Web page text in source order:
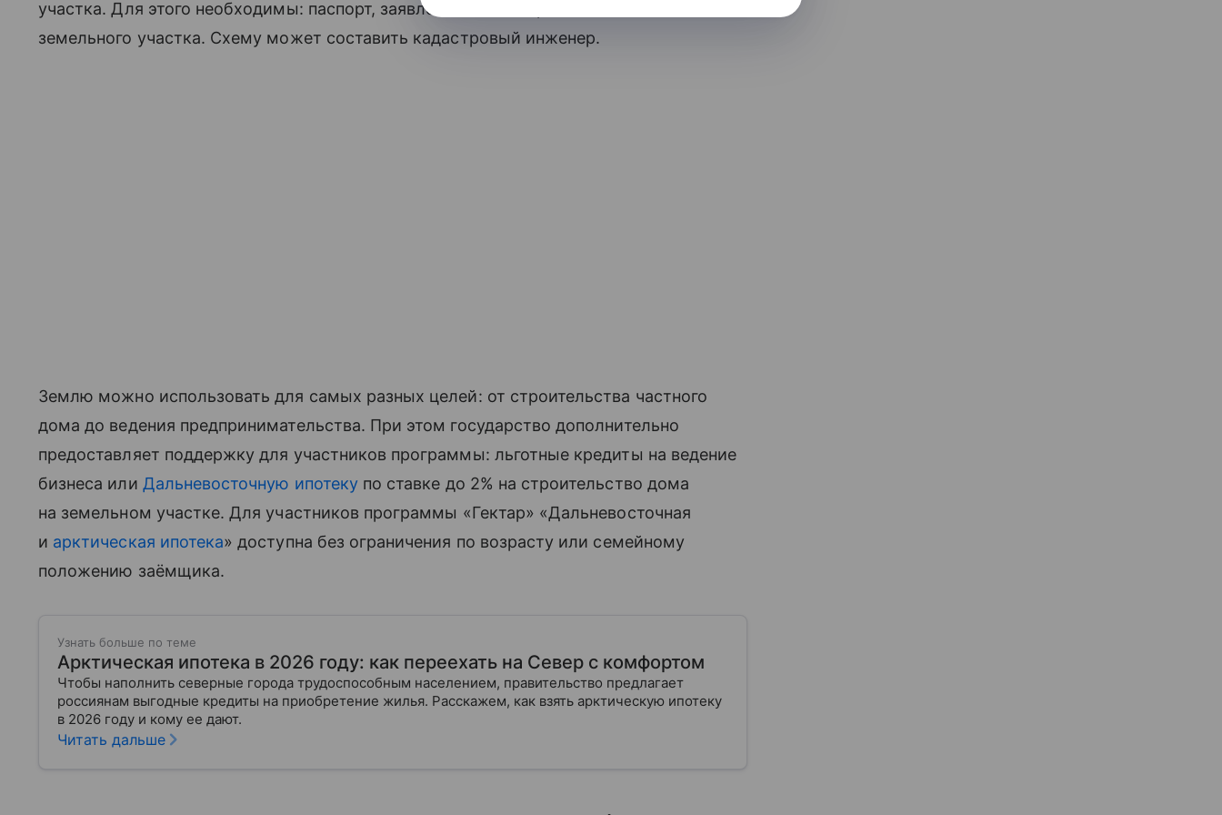
участка. Для этого необходимы: паспорт, заявление и схема расположения
земельного участка. Схему может составить кадастровый инженер.
Землю можно использовать для самых разных целей: от строительства частного
дома до ведения предпринимательства. При этом государство дополнительно
предоставляет поддержку для участников программы: льготные кредиты на ведение
бизнеса или Дальневосточную ипотекупо ставке до 2% на строительство дома
на земельном участке. Для участников программы «Гектар» «Дальневосточная
и арктическая ипотека» доступна без ограничения по возрасту или семейному
положению заёмщика.
Узнать больше по теме
Арктическая ипотека в 2026 году: как переехать на Север с комфортом
Чтобы наполнить северные города трудоспособным населением, правительство предлагает
россиянам выгодные кредиты на приобретение жилья. Расскажем, как взять арктическую ипотеку
в 2026 году и кому ее дают.
Читать дальше